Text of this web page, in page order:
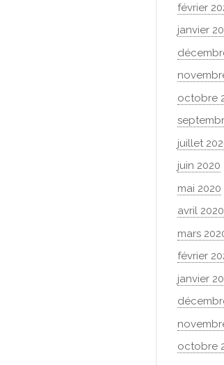
février
janvier
octobre
juillet
juin 2020
mai 2020
avril 2020
mars
février
janvier
octobre